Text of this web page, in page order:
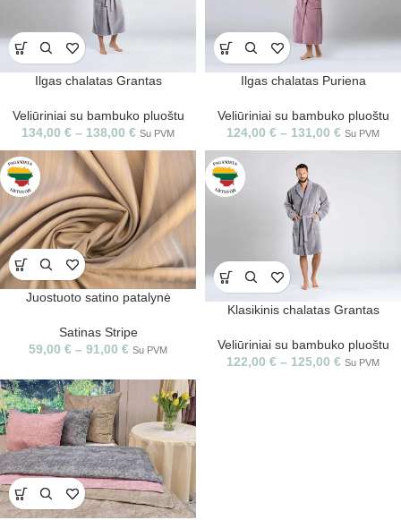
Ilgas chalatas Grantas
Veliūriniai su bambuko pluoštu
134,00 € – 138,00 € Su PVM
Ilgas chalatas Puriena
Veliūriniai su bambuko pluoštu
124,00 € – 131,00 € Su PVM
Juostuoto satino patalynė
Satinas Stripe
59,00 € – 91,00 € Su PVM
Klasikinis chalatas Grantas
Veliūriniai su bambuko pluoštu
122,00 € – 125,00 € Su PVM